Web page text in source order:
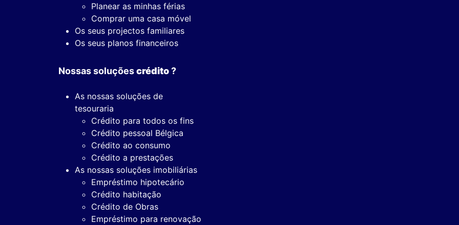
Planear as minhas férias
Comprar uma casa móvel
Os seus projectos familiares
Os seus planos financeiros
Nossas soluçõescrédito?
As nossas soluções de
tesouraria
Crédito para todos os fins
Crédito pessoal Bélgica
Crédito ao consumo
Crédito a prestações
As nossas soluções imobiliárias
Empréstimo hipotecário
Crédito habitação
Crédito de Obras
Empréstimo para renovação